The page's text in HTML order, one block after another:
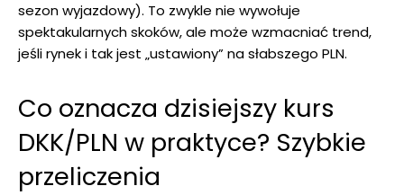
sezon wyjazdowy). To zwykle nie wywołuje
spektakularnych skoków, ale może wzmacniać trend,
jeśli rynek i tak jest „ustawiony” na słabszego PLN.
Co oznacza dzisiejszy kurs
DKK/PLN w praktyce? Szybkie
przeliczenia